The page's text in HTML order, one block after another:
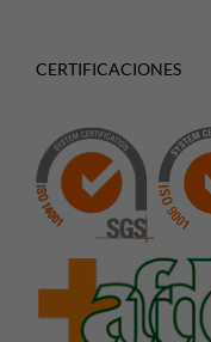
CERTIFICACIONES